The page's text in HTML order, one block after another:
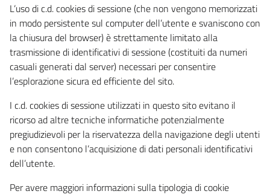
L’uso di c.d. cookies di sessione (che non vengono memorizzati
in modo persistente sul computer dell’utente e svaniscono con
la chiusura del browser) è strettamente limitato alla
trasmissione di identificativi di sessione (costituiti da numeri
casuali generati dal server) necessari per consentire
l’esplorazione sicura ed efficiente del sito.
I c.d. cookies di sessione utilizzati in questo sito evitano il
ricorso ad altre tecniche informatiche potenzialmente
pregiudizievoli per la riservatezza della navigazione degli utenti
e non consentono l’acquisizione di dati personali identificativi
dell’utente.
Per avere maggiori informazioni sulla tipologia di cookie